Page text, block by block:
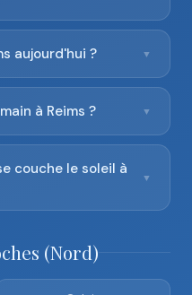
aujourd'hui ? ▼
à Reims ? ▼
couche le soleil à
▼
(Nord)